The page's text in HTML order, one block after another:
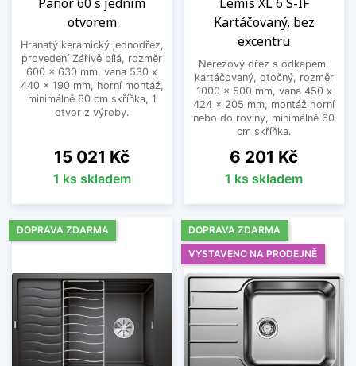
otvorem
Hranatý keramický jednodřez,
provedení Zářivě bílá, rozměr
600 x 630 mm, vana 530 x
440 x 190 mm, horní montáž,
minimálně 60 cm skříňka, 1
otvor z výroby.
Cena
15 021 Kč
1 ks skladem
Kartáčovaný, bez
excentru
Nerezový dřez s odkapem,
kartáčovaný, otočný, rozměr
1000 x 500 mm, vana 450 x
424 x 205 mm, montáž horní
nebo do roviny, minimálně 60
cm skříňka.
Cena
6 201 Kč
1 ks skladem
DOPRAVA ZDARMA
DOPRAVA ZDARMA
VYSTAVENO NA PRODEJNĚ